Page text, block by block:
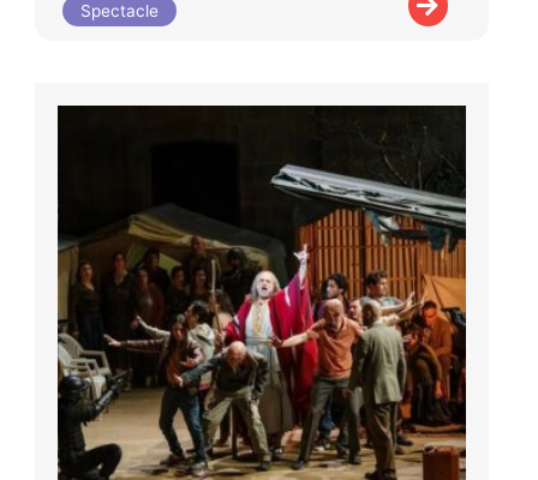
Spectacle